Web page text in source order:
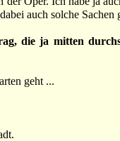
auch solche Sachen
die ja mitten
geht ...